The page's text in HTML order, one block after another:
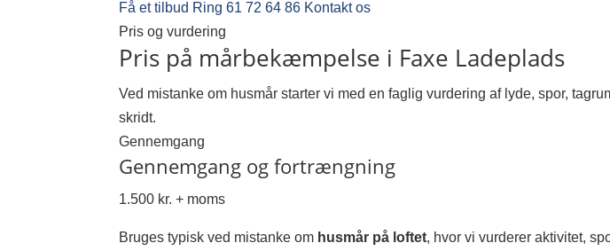
Få et tilbud Ring 61 72 64 86 Kontakt os
Pris og vurdering
Pris på mårbekæmpelse i Faxe Ladeplads
Ved mistanke om husmår starter vi med en faglig vurdering af lyde, spor,
skridt.
Gennemgang
Gennemgang og fortrængning
1.500 kr. + moms
Bruges typisk ved mistanke om husmår på loftet, hvor vi vurderer aktivitet,